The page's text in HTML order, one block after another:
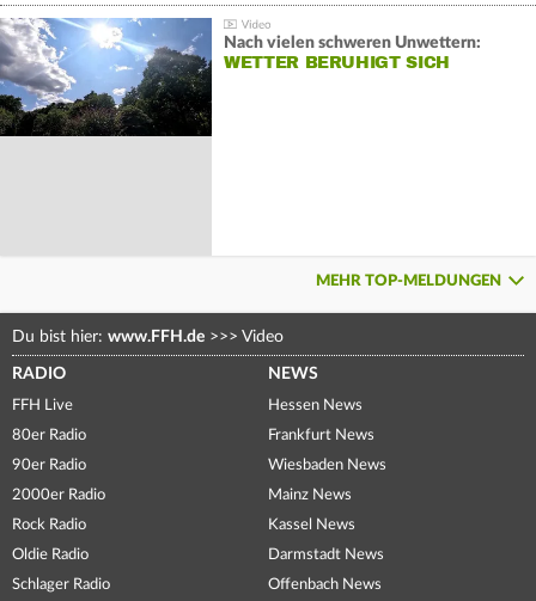
Nach vielen schweren Unwettern:
WETTER BERUHIGT SICH
MEHR TOP-MELDUNGEN
Du bist hier: www.FFH.de >>> Video
RADIO
FFH Live
80er Radio
90er Radio
2000er Radio
Rock Radio
Oldie Radio
Schlager Radio
NEWS
Hessen News
Frankfurt News
Wiesbaden News
Mainz News
Kassel News
Darmstadt News
Offenbach News